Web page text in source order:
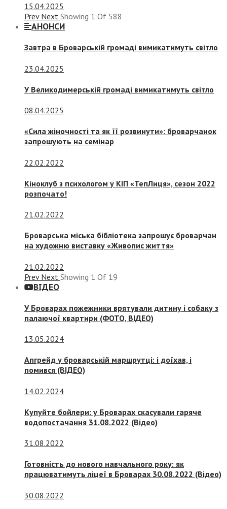
15.04.2025
Prev Next Showing 1 Of 588
АНОНСИ
Завтра в Броварській громаді вимикатимуть світло
23.04.2025
У Великодимерській громаді вимикатимуть світло
08.04.2025
«Сила жіночності та як її розвинути»: броварчанок
запрошують на семінар
22.02.2022
Кіноклуб з психологом у КІП «ТепЛиця», сезон 2022
розпочато!
21.02.2022
Броварська міська бібліотека запрошує броварчан
на художню виставку «Живопис життя»
21.02.2022
Prev Next Showing 1 Of 19
ВІДЕО
У Броварах пожежники врятували дитину і собаку з
палаючої квартири (ФОТО, ВІДЕО)
13.05.2024
Апгрейд у броварській маршрутці: і доїхав, і
помився (ВІДЕО)
14.02.2024
Купуйте бойлери: у Броварах скасували гаряче
водопостачання 31.08.2022 (Відео)
31.08.2022
Готовність до нового навчального року: як
працюватимуть ліцеї в Броварах 30.08.2022 (Відео)
30.08.2022